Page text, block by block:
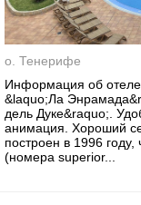
о. Тенерифе
Информация об
&laquo;Ла
дель Дуке&raquo;.
анимация. Хороший
построен в 1996
(номера superior...